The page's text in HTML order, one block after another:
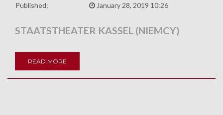
Published: January 28, 2019 10:26
STAATSTHEATER KASSEL (NIEMCY)
READ MORE